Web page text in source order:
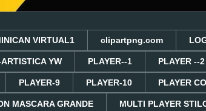
VIRTUAL1 clipartpng.com
YW PLAYER--1 PLAYER --2
PLAYER-9 PLAYER-10 PLAYER
MASCARA GRANDE MULTI PLAYER